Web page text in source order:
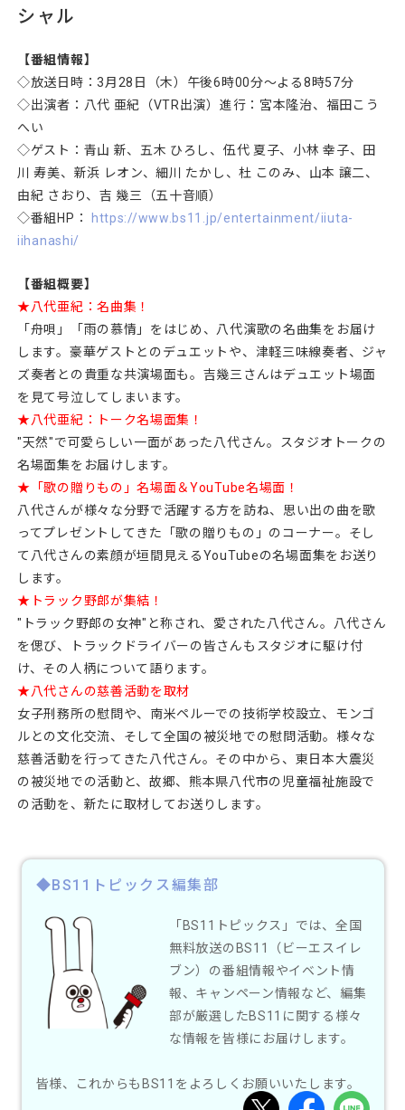
シャル
【番組情報】
◇放送日時：3月28日（木）午後6時00分～よる8時57分
◇出演者：八代 亜紀（VTR出演）進行：宮本隆治、福田こう
へい
◇ゲスト：青山 新、五木 ひろし、伍代 夏子、小林 幸子、田
川 寿美、新浜 レオン、細川 たかし、杜 このみ、山本 譲二、
由紀 さおり、吉 幾三（五十音順）
◇番組HP：
https://www.bs11.jp/entertainment/iiuta-
iihanashi/
【番組概要】
★八代亜紀：名曲集！
「舟唄」「雨の慕情」をはじめ、八代演歌の名曲集をお届け
します。豪華ゲストとのデュエットや、津軽三味線奏者、ジャ
ズ奏者との貴重な共演場面も。吉幾三さんはデュエット場面
を見て号泣してしまいます。
★八代亜紀：トーク名場面集！
"天然"で可愛らしい一面があった八代さん。スタジオトークの
名場面集をお届けします。
★「歌の贈りもの」名場面＆YouTube名場面！
八代さんが様々な分野で活躍する方を訪ね、思い出の曲を歌
ってプレゼントしてきた「歌の贈りもの」のコーナー。そし
て八代さんの素顔が垣間見えるYouTubeの名場面集をお送り
します。
★トラック野郎が集結！
"トラック野郎の女神"と称され、愛された八代さん。八代さん
を偲び、トラックドライバーの皆さんもスタジオに駆け付
け、その人柄について語ります。
★八代さんの慈善活動を取材
女子刑務所の慰問や、南米ペルーでの技術学校設立、モンゴ
ルとの文化交流、そして全国の被災地での慰問活動。様々な
慈善活動を行ってきた八代さん。その中から、東日本大震災
の被災地での活動と、故郷、熊本県八代市の児童福祉施設で
の活動を、新たに取材してお送りします。
◆BS11トピックス編集部
「BS11トピックス」では、全国
無料放送のBS11（ビーエスイレ
ブン）の番組情報やイベント情
報、キャンペーン情報など、編集
部が厳選したBS11に関する様々
な情報を皆様にお届けします。
皆様、これからもBS11をよろしくお願いいたします。